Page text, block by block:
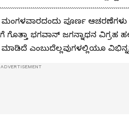
ಪೂರ್ಣ ಆಚರಣೆಗಳು
ಭಗವಾನ್ ಜಗನ್ನಾಥನ ವಿಗ್ರಹ
ಎಂಬುದೆಲ್ಲವುಗಳಲ್ಲಿಯೂ